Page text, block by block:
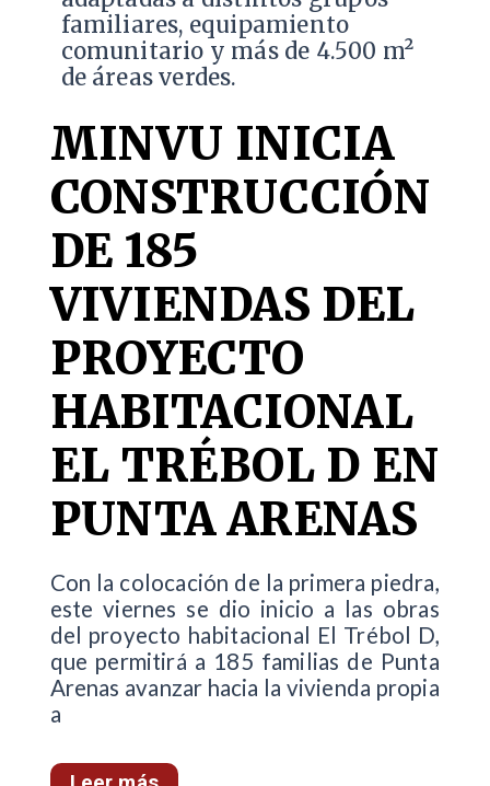
familiares, equipamiento
comunitario y más de 4.500 m²
de áreas verdes.
MINVU INICIA
CONSTRUCCIÓN
DE 185
VIVIENDAS DEL
PROYECTO
HABITACIONAL
EL TRÉBOL D EN
PUNTA ARENAS
Con la colocación de la primera piedra,
este viernes se dio inicio a las obras
del proyecto habitacional El Trébol D,
que permitirá a 185 familias de Punta
Arenas avanzar hacia la vivienda propia
a